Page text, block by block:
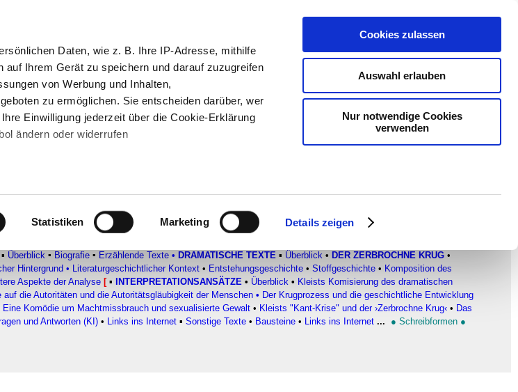
Daten, wie z. B. Ihre IP-Adresse, mithilfe
Ihrem Gerät zu speichern und darauf zuzugreifen
von Werbung und Inhalten,
zu ermöglichen. Sie entscheiden darüber, wer
Einwilligung jederzeit über die Cookie-Erklärung
ändern oder widerrufen
Merkmalen (Fingerprinting) identifizieren
verarbeitet werden, und legen Sie Ihre
zu personalisieren, Funktionen für soziale Medien
zu analysieren. Außerdem geben wir
an unsere Partner für soziale Medien, Werbung
möglicherweise mit weiteren Daten
Statistiken Marketing Details zeigen
Cookies zulassen
Auswahl erlauben
Nur notwendige Cookies
verwenden
- Psychologie-Medien -Methodik und
So sucht man auf teachSam-teachSam braucht
▪ Überblick ▪ Biografie ▪ Erzählende Texte • DRAMATISCHE TEXTE ▪ Überblick • DER ZERBROCHNE KRUG •
Hintergrund • Literaturgeschichtlicher Kontext • Entstehungsgeschichte • Stoffgeschichte • Komposition des
Aspekte der Analyse [ ▪ INTERPRETATIONSANSÄTZE • Überblick • Kleists Komisierung des dramatischen
auf die Autoritäten und die Autoritätsgläubigkeit der Menschen • Der Krugprozess und die geschichtliche Entwicklung
Eine Komödie um Machtmissbrauch und sexualisierte Gewalt • Kleists "Kant-Krise" und der ›Zerbrochne Krug‹ • Das
und Antworten (KI) • Links ins Internet ▪ Sonstige Texte • Bausteine • Links ins Internet ... ● Schreibformen ●